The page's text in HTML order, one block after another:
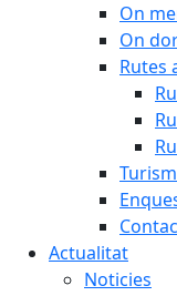
On
On
Rutes
Actualitat
Noticies